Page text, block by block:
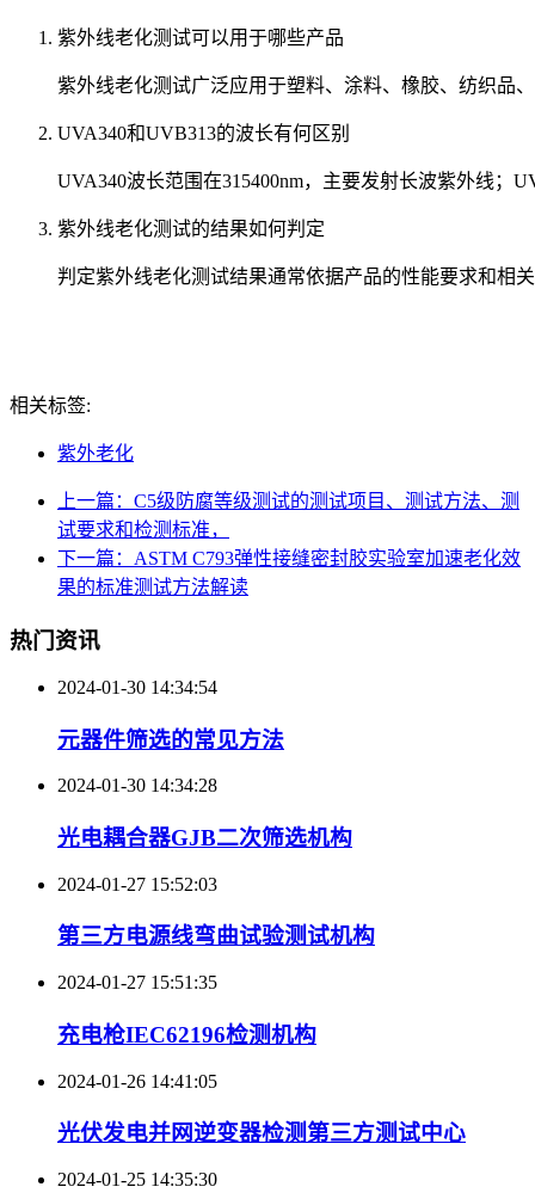
紫外线老化测试可以用于哪些产品
紫外线老化测试广泛应用于塑料、涂料、橡胶、纺织品
UVA340和UVB313的波长有何区别
UVA340波长范围在315400nm，主要发射长波紫外线；
紫外线老化测试的结果如何判定
判定紫外线老化测试结果通常依据产品的性能要求和相
相关标签:
紫外老化
上一篇：C5级防腐等级测试的测试项目、测试方法、测
试要求和检测标准，
下一篇：ASTM C793弹性接缝密封胶实验室加速老化效
果的标准测试方法解读
热门资讯
2024-01-30 14:34:54
元器件筛选的常见方法
2024-01-30 14:34:28
光电耦合器GJB二次筛选机构
2024-01-27 15:52:03
第三方电源线弯曲试验测试机构
2024-01-27 15:51:35
充电枪IEC62196检测机构
2024-01-26 14:41:05
光伏发电并网逆变器检测第三方测试中心
2024-01-25 14:35:30